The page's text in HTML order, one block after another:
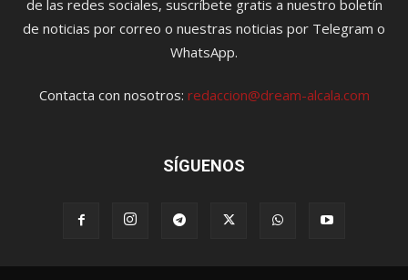
de las redes sociales, suscríbete gratis a nuestro boletín
de noticias por correo o nuestras noticias por Telegram o
WhatsApp.
Contacta con nosotros: redaccion@dream-alcala.com
SÍGUENOS